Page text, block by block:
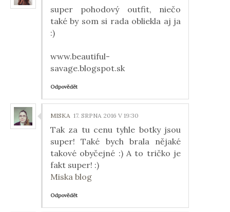
super pohodový outfit, niečo
také by som si rada obliekla aj ja
:)
www.beautiful-
savage.blogspot.sk
Odpovědět
MISKA 17. SRPNA 2016 V 19:30
Tak za tu cenu tyhle botky jsou
super! Také bych brala nějaké
takové obyčejné :) A to tričko je
fakt super! :)
Miska blog
Odpovědět